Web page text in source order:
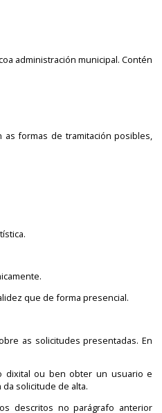
administración municipal. Contén
formas de tramitación posibles,
que de forma presencial.
as solicitudes presentadas. En
dixital ou ben obter un usuario e
solicitude de alta.
descritos no parágrafo anterior